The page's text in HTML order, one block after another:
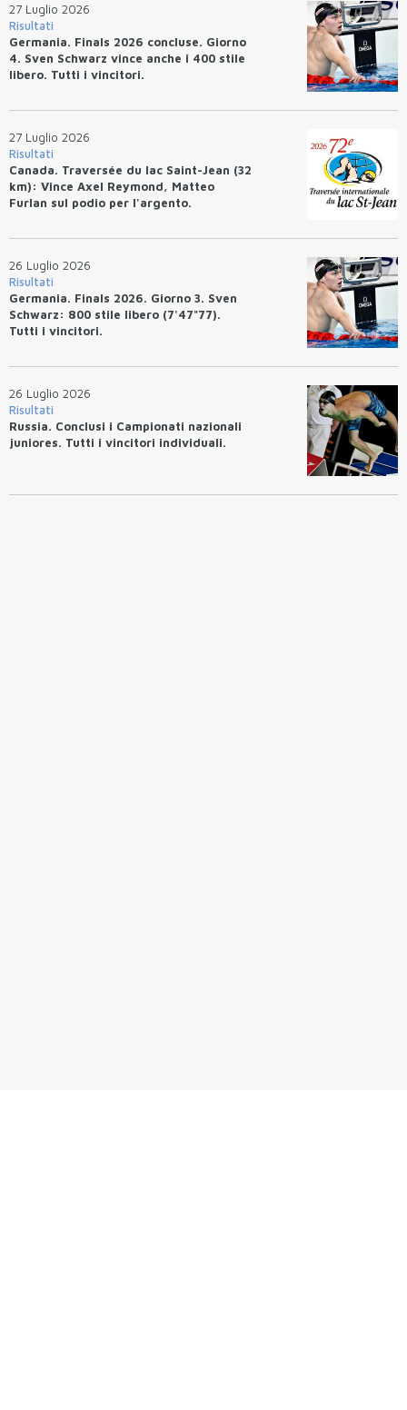
27 Luglio 2026
Risultati
Germania. Finals 2026 concluse. Giorno
4. Sven Schwarz vince anche i 400 stile
libero. Tutti i vincitori.
27 Luglio 2026
Risultati
Canada. Traversée du lac Saint-Jean (32
km): Vince Axel Reymond, Matteo
Furlan sul podio per l'argento.
26 Luglio 2026
Risultati
Germania. Finals 2026. Giorno 3. Sven
Schwarz: 800 stile libero (7'47"77).
Tutti i vincitori.
26 Luglio 2026
Risultati
Russia. Conclusi i Campionati nazionali
juniores. Tutti i vincitori individuali.